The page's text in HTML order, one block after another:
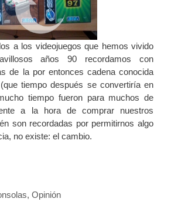
a los videojuegos que hemos vivido
años 90 recordamos con
de la por entonces cadena conocida
tiempo después se convertiría en
tiempo fueron para muchos de
a la hora de comprar nuestros
son recordadas por permitirnos algo
no existe: el cambio.
, Opinión